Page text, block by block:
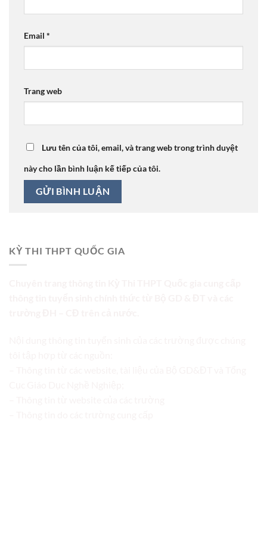
Email *
Trang web
Lưu tên của tôi, email, và trang web trong trình duyệt
này cho lần bình luận kế tiếp của tôi.
KỲ THI THPT QUỐC GIA